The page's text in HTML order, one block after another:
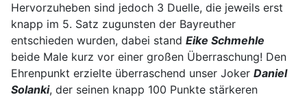
Hervorzuheben sind jedoch 3 Duelle, die jeweils erst
knapp im 5. Satz zugunsten der Bayreuther
entschieden wurden, dabei stand Eike Schmehle
beide Male kurz vor einer großen Überraschung! Den
Ehrenpunkt erzielte überraschend unser Joker Daniel
Solanki, der seinen knapp 100 Punkte stärkeren